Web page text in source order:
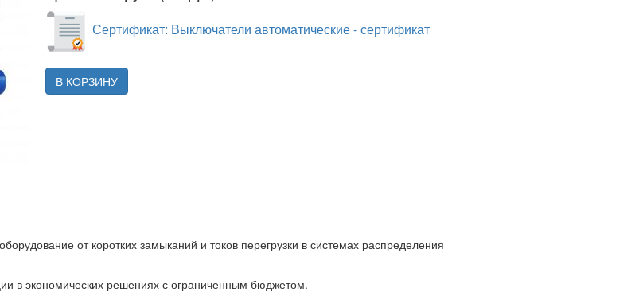
Сертификат: Выключатели автоматические - сертификат
В КОРЗИНУ
от коротких замыканий и токов перегрузки в системах распределения
в экономических решениях с ограниченным бюджетом.